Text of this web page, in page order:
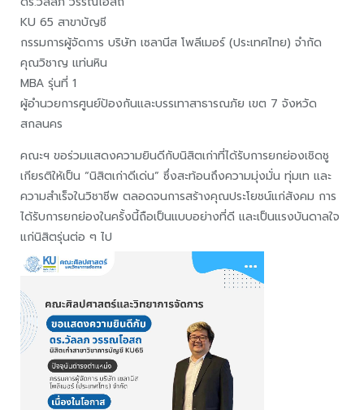
KU 65 สาขาบัญชี
กรรมการผู้จัดการ บริษัท เซลานีส โพลีเมอร์ (ประเทศไทย) จำกัด
คุณวิชาญ แท่นหิน
MBA รุ่นที่ 1
ผู้อำนวยการศูนย์ป้องกันและบรรเทาสาธารณภัย เขต 7 จังหวัด
สกลนคร
คณะฯ ขอร่วมแสดงความยินดีกับนิสิตเก่าที่ได้รับการยกย่องเชิดชู
เกียรติให้เป็น “นิสิตเก่าดีเด่น” ซึ่งสะท้อนถึงความมุ่งมั่น ทุ่มเท และ
ความสำเร็จในวิชาชีพ ตลอดจนการสร้างคุณประโยชน์แก่สังคม การ
ได้รับการยกย่องในครั้งนี้ถือเป็นแบบอย่างที่ดี และเป็นแรงบันดาลใจ
แก่นิสิตรุ่นต่อ ๆ ไป